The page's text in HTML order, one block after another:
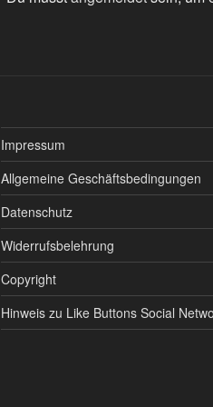
Impressum
Allgemeine Geschäftsbedingungen
Datenschutz
Widerrufsbelehrung
Copyright
Hinweis zu Like Buttons Social